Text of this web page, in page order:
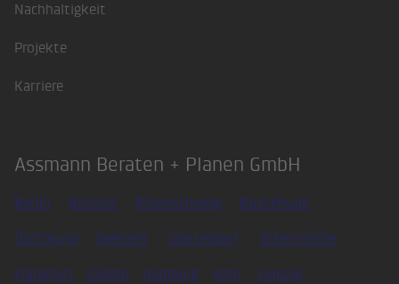
Nachhaltigkeit
Projekte
Karriere
Assmann Beraten + Planen GmbH
Berlin Bocholt Braunschweig Buxtehude
Dortmund Dresden Düsseldorf Eckernförde
Frankfurt Gießen Hamburg Köln Leipzig